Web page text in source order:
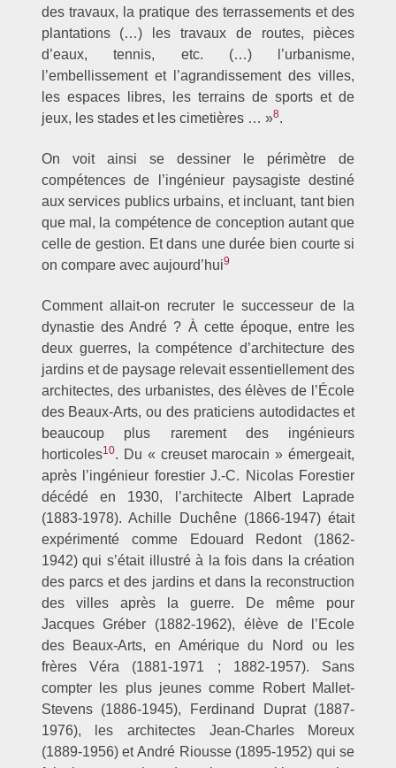
des travaux, la pratique des terrassements et des
plantations (…) les travaux de routes, pièces
d’eaux, tennis, etc. (…) l’urbanisme,
l’embellissement et l’agrandissement des villes,
les espaces libres, les terrains de sports et de
jeux, les stades et les cimetières … »8.
On voit ainsi se dessiner le périmètre de
compétences de l’ingénieur paysagiste destiné
aux services publics urbains, et incluant, tant bien
que mal, la compétence de conception autant que
celle de gestion. Et dans une durée bien courte si
on compare avec aujourd’hui9
Comment allait-on recruter le successeur de la
dynastie des André ? À cette époque, entre les
deux guerres, la compétence d’architecture des
jardins et de paysage relevait essentiellement des
architectes, des urbanistes, des élèves de l’École
des Beaux-Arts, ou des praticiens autodidactes et
beaucoup plus rarement des ingénieurs
horticoles10. Du « creuset marocain » émergeait,
après l’ingénieur forestier J.-C. Nicolas Forestier
décédé en 1930, l’architecte Albert Laprade
(1883-1978). Achille Duchêne (1866-1947) était
expérimenté comme Edouard Redont (1862-
1942) qui s’était illustré à la fois dans la création
des parcs et des jardins et dans la reconstruction
des villes après la guerre. De même pour
Jacques Gréber (1882-1962), élève de l’Ecole
des Beaux-Arts, en Amérique du Nord ou les
frères Véra (1881-1971 ; 1882-1957). Sans
compter les plus jeunes comme Robert Mallet-
Stevens (1886-1945), Ferdinand Duprat (1887-
1976), les architectes Jean-Charles Moreux
(1889-1956) et André Riousse (1895-1952) qui se